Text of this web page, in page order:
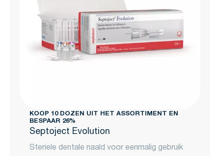
KOOP 10 DOZEN UIT HET ASSORTIMENT EN
BESPAAR 26%
Septoject Evolution
Steriele dentale naald voor eenmalig gebruik